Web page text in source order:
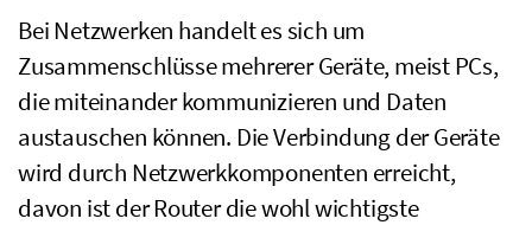
Bei Netzwerken handelt es sich um
Zusammenschlüsse mehrerer Geräte, meistPCs,
die miteinander kommunizieren und Daten
austauschen können. Die Verbindung der Geräte
wird durch Netzwerkkomponenten erreicht,
davon ist derRouterdie wohl wichtigste